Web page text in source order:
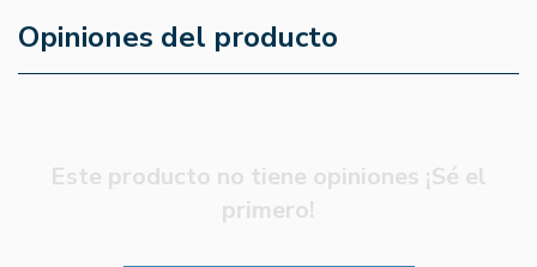
Opiniones del producto
Este producto no tiene opiniones ¡Sé el
primero!